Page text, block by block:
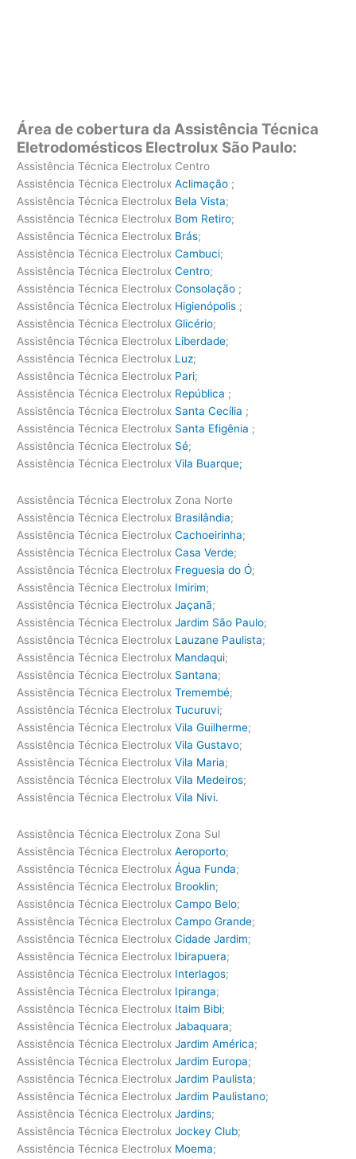
Área de cobertura da Assistência Técnica
Eletrodomésticos Electrolux São Paulo:
Assistência Técnica Electrolux Centro
Assistência Técnica ElectroluxAclimação ;
Assistência Técnica Electrolux Bela Vista;
Assistência Técnica Electrolux Bom Retiro;
Assistência Técnica Electrolux Brás;
Assistência Técnica ElectroluxCambuci;
Assistência Técnica ElectroluxCentro;
Assistência Técnica ElectroluxConsolação ;
Assistência Técnica Electrolux Higienópolis ;
Assistência Técnica ElectroluxGlicério;
Assistência Técnica Electrolux Liberdade;
Assistência Técnica Electrolux Luz;
Assistência Técnica Electrolux Pari;
Assistência Técnica Electrolux República ;
Assistência Técnica Electrolux Santa Cecília ;
Assistência Técnica Electrolux Santa Efigênia ;
Assistência Técnica Electrolux Sé;
Assistência Técnica ElectroluxVila Buarque;
Assistência Técnica Electrolux Zona Norte
Assistência Técnica Electrolux Brasilândia;
Assistência Técnica ElectroluxCachoeirinha;
Assistência Técnica ElectroluxCasa Verde;
Assistência Técnica Electrolux Freguesia do Ó;
Assistência Técnica Electrolux Imirim;
Assistência Técnica ElectroluxJaçanã;
Assistência Técnica ElectroluxJardim São Paulo;
Assistência Técnica Electrolux Lauzane Paulista;
Assistência Técnica Electrolux Mandaqui;
Assistência Técnica Electrolux Santana;
Assistência Técnica ElectroluxTremembé;
Assistência Técnica ElectroluxTucuruvi;
Assistência Técnica ElectroluxVila Guilherme;
Assistência Técnica ElectroluxVila Gustavo;
Assistência Técnica ElectroluxVila Maria;
Assistência Técnica ElectroluxVila Medeiros;
Assistência Técnica ElectroluxVila Nivi.
Assistência Técnica Electrolux Zona Sul
Assistência Técnica ElectroluxAeroporto;
Assistência Técnica ElectroluxÁgua Funda;
Assistência Técnica Electrolux Brooklin;
Assistência Técnica ElectroluxCampo Belo;
Assistência Técnica ElectroluxCampo Grande;
Assistência Técnica ElectroluxCidade Jardim;
Assistência Técnica Electrolux Ibirapuera;
Assistência Técnica Electrolux Interlagos;
Assistência Técnica Electrolux Ipiranga;
Assistência Técnica Electrolux Itaim Bibi;
Assistência Técnica ElectroluxJabaquara;
Assistência Técnica ElectroluxJardim América;
Assistência Técnica ElectroluxJardim Europa;
Assistência Técnica ElectroluxJardim Paulista;
Assistência Técnica ElectroluxJardim Paulistano;
Assistência Técnica ElectroluxJardins;
Assistência Técnica ElectroluxJockey Club;
Assistência Técnica Electrolux Moema;